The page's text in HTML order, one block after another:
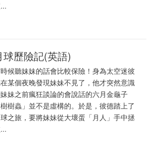
球歷險記(英語)
候聽妹妹的話會比較保險！身為太空迷彼
某個夜晚發現妹妹不見了，他才突然意識
妹之前瘋狂談論的會說話的六月金龜子
樹樹蟲」並不是虛構的。於是，彼德踏上了
之旅，要將妹妹從大壞蛋「月人」手中拯